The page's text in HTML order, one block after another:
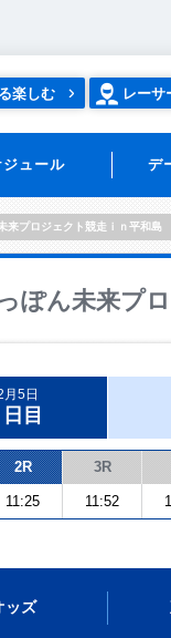
楽しむ レーサ
ジュール デ
来プロジェクト競走ｉｎ平和島
ぽん未来プ
月5日
日目
2R 3R
11:25 11:52
ッズ